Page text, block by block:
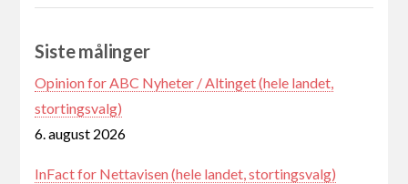
Siste målinger
Opinion for ABC Nyheter / Altinget (hele landet,
stortingsvalg)
6. august 2026
InFact for Nettavisen (hele landet, stortingsvalg)